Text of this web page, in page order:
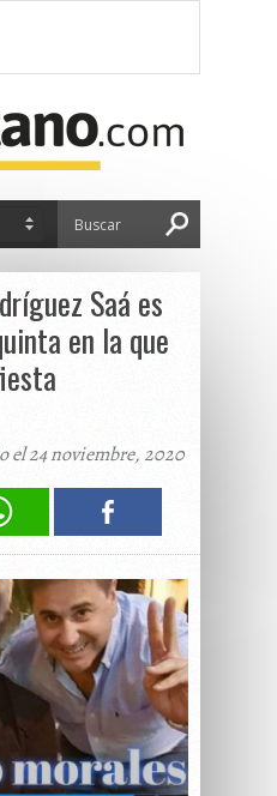
Saá es
en la que
el 24 noviembre, 2020